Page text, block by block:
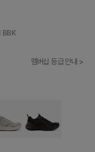
BBK
멤버십 등급 안내 >